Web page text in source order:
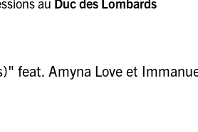
au Duc des Lombards
feat. Amyna Love et